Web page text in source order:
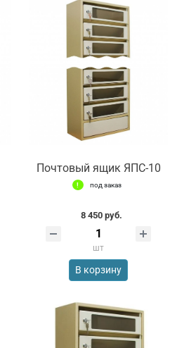
Почтовый ящик ЯПС-10
под заказ
8 450 руб.
шт
В корзину